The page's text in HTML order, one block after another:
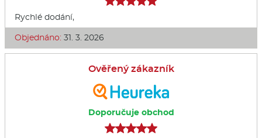
Rychlé dodání,
Objednáno: 31. 3. 2026
Ověřený zákazník
Doporučuje obchod